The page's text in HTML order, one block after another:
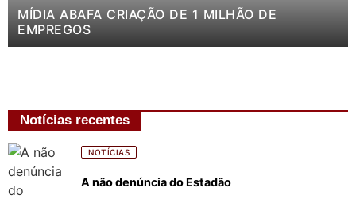
MÍDIA ABAFA CRIAÇÃO DE 1 MILHÃO DE
EMPREGOS
Notícias recentes
NOTÍCIAS
A não denúncia do Estadão